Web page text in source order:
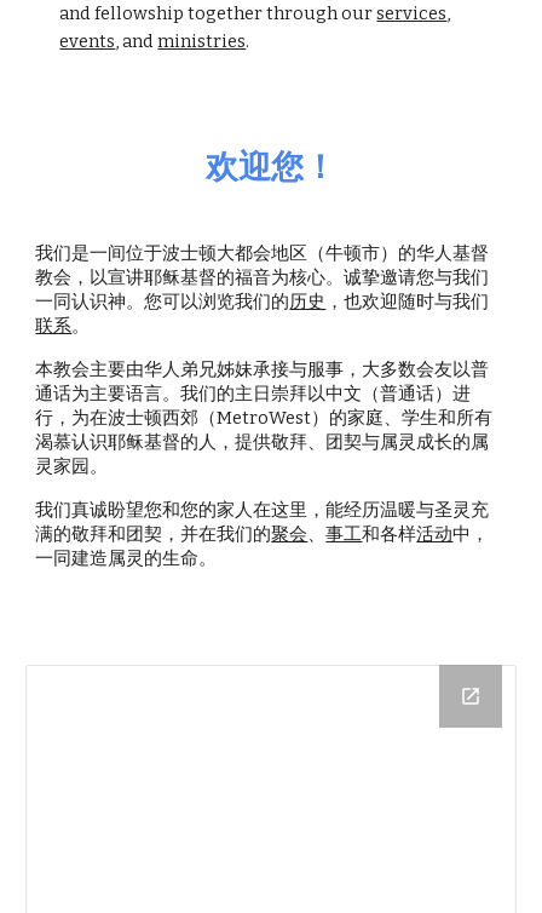
and fellowship togetherthroughourservices,
events, andministries.
欢迎您！
我们是一间位于波士顿大都会地区（牛顿市）的华人基督
教会，以宣讲耶稣基督的福音为核心。诚挚邀请您与我们
一同认识神。您可以浏览我们的历史 ，也欢迎随时与我们
联系。
本教会主要由华人弟兄姊妹承接与服事，大多数会友以普
通话为主要语言。我们的主日崇拜以中文（普通话）进
行，为在波士顿西郊（MetroWest）的家庭、学生和所有
渴慕认识耶稣基督的人，提供敬拜、团契与属灵成长的属
灵家园。
我们真诚盼望您和您的家人在这里，能经历温暖与圣灵充
满的敬拜和团契，并在我们的聚会、事工和各样活动中，
一同建造属灵的生命。